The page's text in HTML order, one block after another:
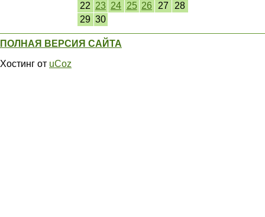
22 23 24 25 26 27
28
29 30
ПОЛНАЯ ВЕРСИЯ САЙТА
Хостинг от uCoz